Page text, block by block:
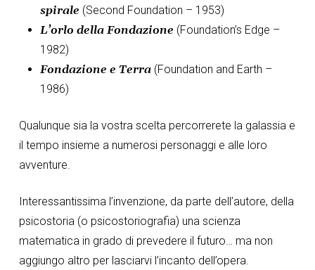
spirale (Second Foundation – 1953)
L’orlo della Fondazione (Foundation’s Edge –
1982)
Fondazione e Terra(Foundation and Earth –
1986)
Qualunque sia la vostra scelta percorrerete la galassia e
il tempo insieme a numerosi personaggi e alle loro
avventure.
Interessantissima l’invenzione, da parte dell’autore, della
psicostoria (o psicostoriografia) una scienza
matematica in grado di prevedere il futuro… ma non
aggiungo altro per lasciarvi l’incanto dell’opera.